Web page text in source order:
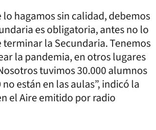
hagamos sin calidad, debemos
es obligatoria, antes no lo
la Secundaria. Tenemos
la pandemia, en otros lugares
tuvimos 30.000 alumnos
están en las aulas”, indicó la
el Aire emitido por radio